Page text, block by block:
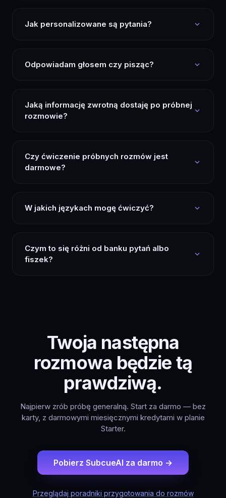
Jak personalizowane są pytania?
Odpowiadam głosem czy pisząc?
Jaką informację zwrotną dostaję po próbnej
rozmowie?
Czy ćwiczenie próbnych rozmów jest
darmowe?
W jakich językach mogę ćwiczyć?
Czym to się różni od banku pytań albo
fiszek?
Twoja następna
rozmowa będzie tą
prawdziwą.
Najpierw zrób próbę generalną. Start za darmo — bez
karty, z darmowymi miesięcznymi kredytami w planie
Starter.
Pobierz SubcueAI za darmo →
Przeglądaj poradniki przygotowania do rozmów